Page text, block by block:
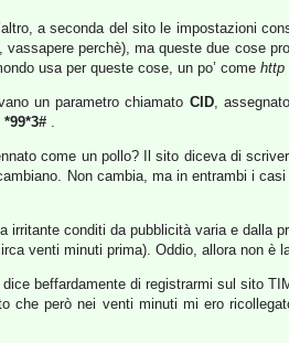
a seconda del sito le impostazioni
vassapere perchè), ma queste due cose
usa per queste cose, un po’ come http
un parametro chiamato CID,
*99*3# .
come un pollo? Il sito diceva di
Non cambia, ma in entrambi i
conditi da pubblicità varia e dalla
venti minuti prima). Oddio, allora non è
beffardamente di registrarmi sul sito
però nei venti minuti mi ero